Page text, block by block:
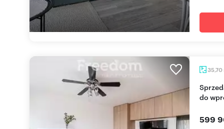
35,70
Sprzedam nowoczesne 35,7 m² z loggią, gotowe
do
599